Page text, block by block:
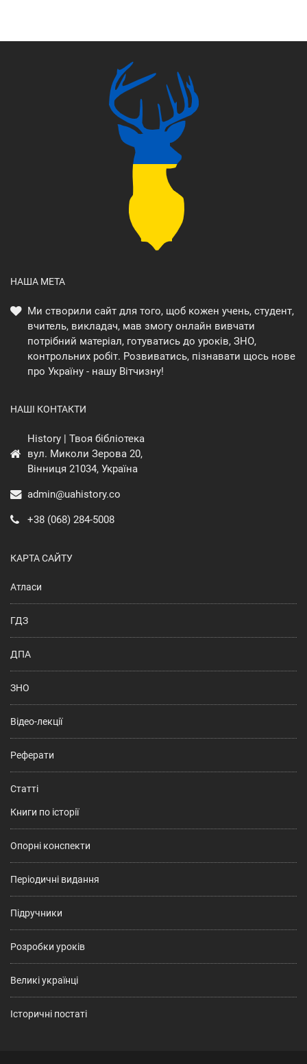
НАША МЕТА
Ми створили сайт для того, щоб кожен учень, студент,
вчитель, викладач, мав змогу онлайн вивчати
потрібний матеріал, готуватись до уроків, ЗНО,
контрольних робіт. Розвиватись, пізнавати щось нове
про Україну - нашу Вітчизну!
НАШІ КОНТАКТИ
History | Твоя бібліотека
вул. Миколи Зерова 20,
Вінниця 21034, Україна
admin@uahistory.co
+38 (068) 284-5008
КАРТА САЙТУ
Атласи
ГДЗ
ДПА
ЗНО
Відео-лекції
Реферати
Статті
Книги по історії
Опорні конспекти
Періодичні видання
Підручники
Розробки уроків
Великі українці
Історичні постаті